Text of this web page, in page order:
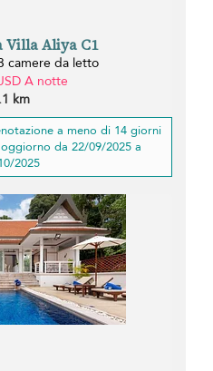
Villa Aliya C1
camere da letto
A notte
km
a meno di 14 giorni
da 22/09/2025 a
2025